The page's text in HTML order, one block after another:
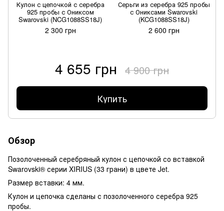
Кулон с цепочкой с серебра
925 пробы с Ониксом
Swarovski (NCG1088SS18J)
2 300 грн
Серьги из серебра 925 пробы
с Ониксами Swarovski
(KCG1088SS18J)
2 600 грн
4 655 грн 4 900 грн
Купить
Обзор
Позолоченный серебряный кулон с цепочкой со вставкой
Swarovski® серии XIRIUS (33 грани) в цвете Jet.
Размер вставки: 4 мм.
Кулон и цепочка сделаны с позолоченного серебра 925
пробы.